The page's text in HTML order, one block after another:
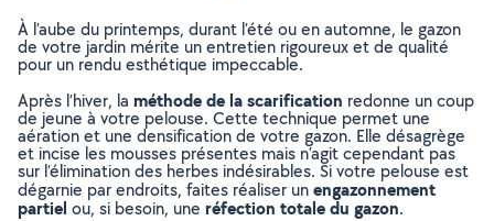
À l’aube du printemps, durant l’été ou en automne, le gazon
de votre jardin mérite un entretien rigoureux et de qualité
pour un rendu esthétique impeccable.
Après l’hiver, la méthode de la scarification redonne un coup
de jeune à votre pelouse. Cette technique permet une
aération et une densification de votre gazon. Elle désagrège
et incise les mousses présentes mais n’agit cependant pas
sur l’élimination des herbes indésirables. Si votre pelouse est
dégarnie par endroits, faites réaliser unengazonnement
partiel ou, si besoin, une réfection totale du gazon.